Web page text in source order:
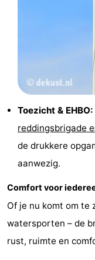
Blankenberge
Wenduine
WeerToezicht & EHBO:
reddingsbrigade
de drukkere
aanwezig.
Comfort voor
Of je nu komt om te
watersporten – de
rust, ruimte en